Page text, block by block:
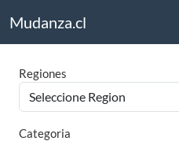
Mudanza.cl
Regiones
Categoria